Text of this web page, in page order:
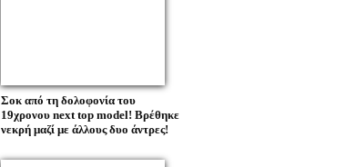
Σοκ από τη δολοφονία του
19χρονου next top model! Βρέθηκε
νεκρή μαζί με άλλους δυο άντρες!